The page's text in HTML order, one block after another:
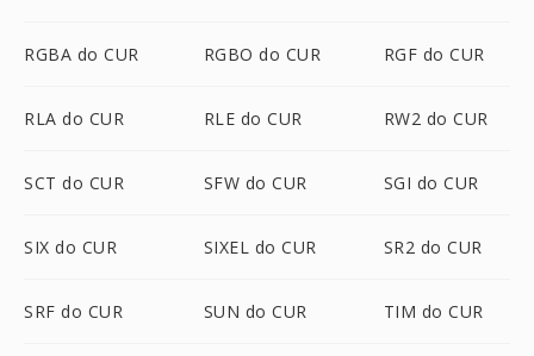
RGBA do CUR RGBO do CUR RGF do CUR
RLA do CUR RLE do CUR RW2 do CUR
SCT do CUR SFW do CUR SGI do CUR
SIX do CUR SIXEL do CUR SR2 do CUR
SRF do CUR SUN do CUR TIM do CUR